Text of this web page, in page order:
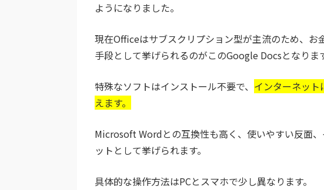
ようになりました。
現在Officeはサブスクリプション型が主流のため、
手段として挙げられるのがこのGoogle Docsとなりま
特殊なソフトはインストール不要で、 インターネッ
えます。
Microsoft Wordとの互換性も高く、使いやすい反面
ットとして挙げられます。
具体的な操作方法はPCとスマホで少し異なります。